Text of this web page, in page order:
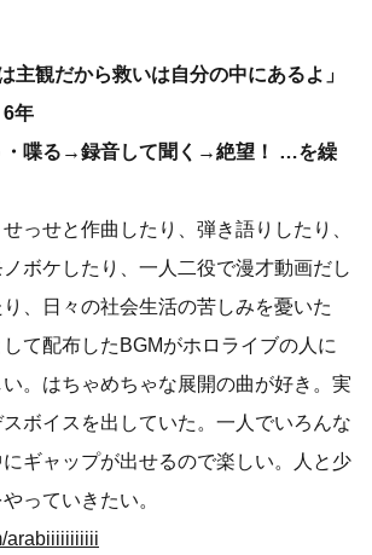
主観だから救いは自分の中にあるよ」
6年
・喋る→録音して聞く→絶望！ …を繰
っせと作曲したり、弾き語りしたり、
ボケしたり、一人二役で漫才動画だし
、日々の社会生活の苦しみを憂いた
て配布したBGMがホロライブの人に
。はちゃめちゃな展開の曲が好き。実
ボイスを出していた。一人でいろんな
ギャップが出せるので楽しい。人と少
っていきたい。
arabiiiiiiiiiii